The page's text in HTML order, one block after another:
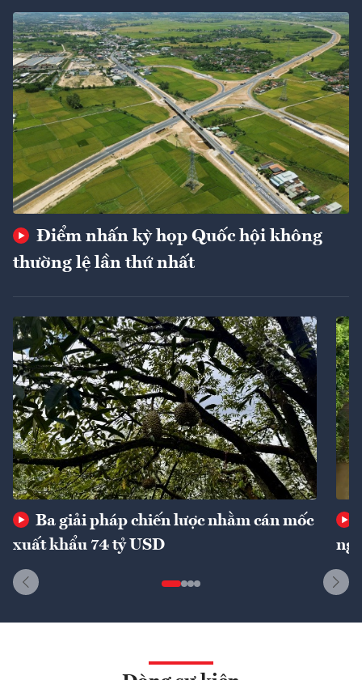
Điểm nhấn kỳ họp Quốc hội không
thường lệ lần thứ nhất
Ba giải pháp chiến lược nhằm cán mốc
xuất khẩu 74 tỷ USD